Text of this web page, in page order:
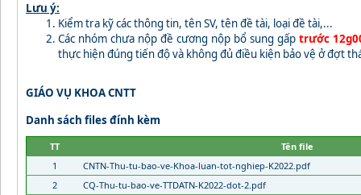
Lưu ý:
Kiểm tra kỹ các thông tin, tên SV, tên đề tài, loại đề tài,...
Các nhóm chưa nộp đề cương nộp bổ sung gấptrước
thực hiện đúng tiến độ và không đủ điều kiện bảo vệ ở đợt
GIÁO VỤ KHOA CNTT
Danh sách files đính kèm
TT
Tên file
1
CNTN-Thu-tu-bao-ve-Khoa-luan-tot-nghiep-K2022.pdf
2
CQ-Thu-tu-bao-ve-TTDATN-K2022-dot-2.pdf